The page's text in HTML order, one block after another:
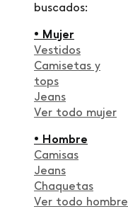
buscados:
• Mujer
Vestidos
Camisetas y
tops
Jeans
Ver todo mujer
• Hombre
Camisas
Jeans
Chaquetas
Ver todo hombre